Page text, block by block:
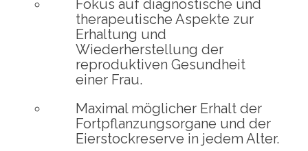
Fokus auf diagnostische und
therapeutische Aspekte zur
Erhaltung und
Wiederherstellung der
reproduktiven Gesundheit
einer Frau.
Maximal möglicher Erhalt der
Fortpflanzungsorgane und der
Eierstockreserve in jedem Alter.